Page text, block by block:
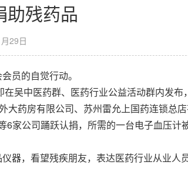
助残药品
29日
员的自觉行动。
吴中医药群、医药行业公益活动群内发布
大药房有限公司、苏州雷允上国药连锁总
家公司踊跃认捐，所需的一台电子血压计
器，看望残疾朋友，表达医药行业从业人